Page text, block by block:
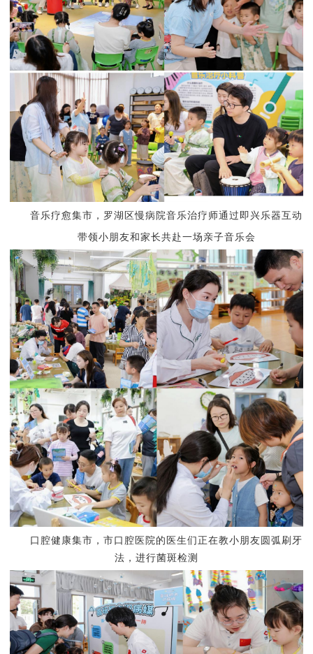
音乐疗愈集市， 罗湖区慢病院音乐治疗师通过即兴乐器互动
带领小朋友和家长共赴一场亲子音乐会
口腔健康集市， 市口腔医院的医生们正在教小朋友圆弧刷牙
法，进行菌斑检测